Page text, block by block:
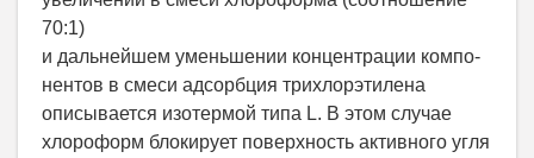
70:1)
и дальнейшем уменьшении концентрации компо-
нентов в смеси адсорбция трихлорэтилена
описывается изотермой типа L. В этом случае
хлороформ блокирует поверхность активного угля